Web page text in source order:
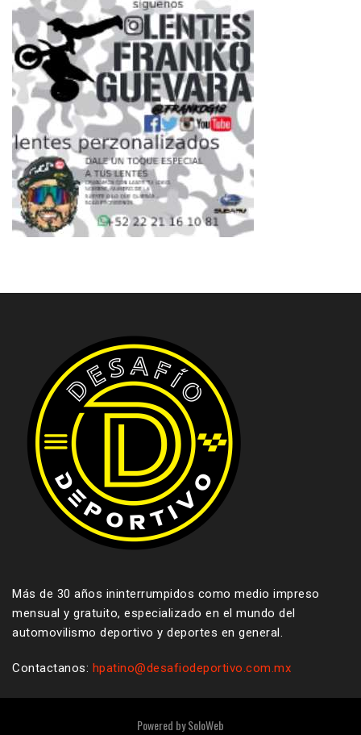
Más de 30 años ininterrumpidos como medio impreso
mensual y gratuito, especializado en el mundo del
automovilismo deportivo y deportes en general.
Contactanos: hpatino@desafiodeportivo.com.mx
Powered bySoloWeb